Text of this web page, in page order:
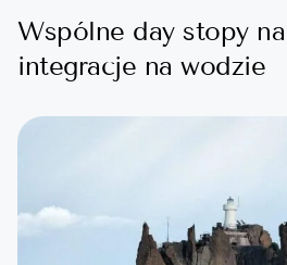
Wspólne day stopy
integracje na wodzie